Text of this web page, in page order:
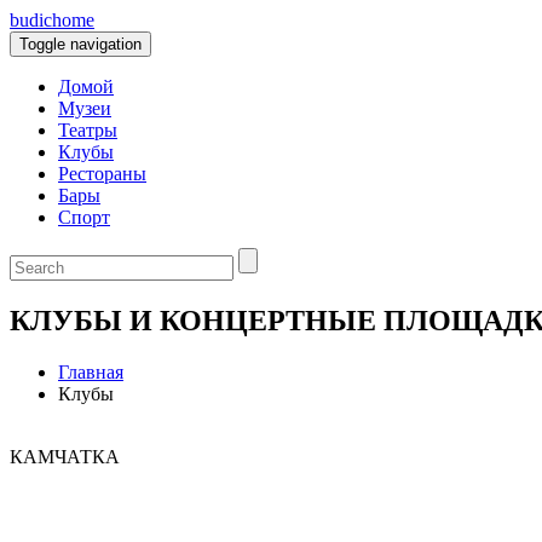
budichome
Toggle navigation
Домой
Музеи
Театры
Клубы
Рестораны
Бары
Спорт
КЛУБЫ И КОНЦЕРТНЫЕ
Главная
Клубы
КАМЧАТКА